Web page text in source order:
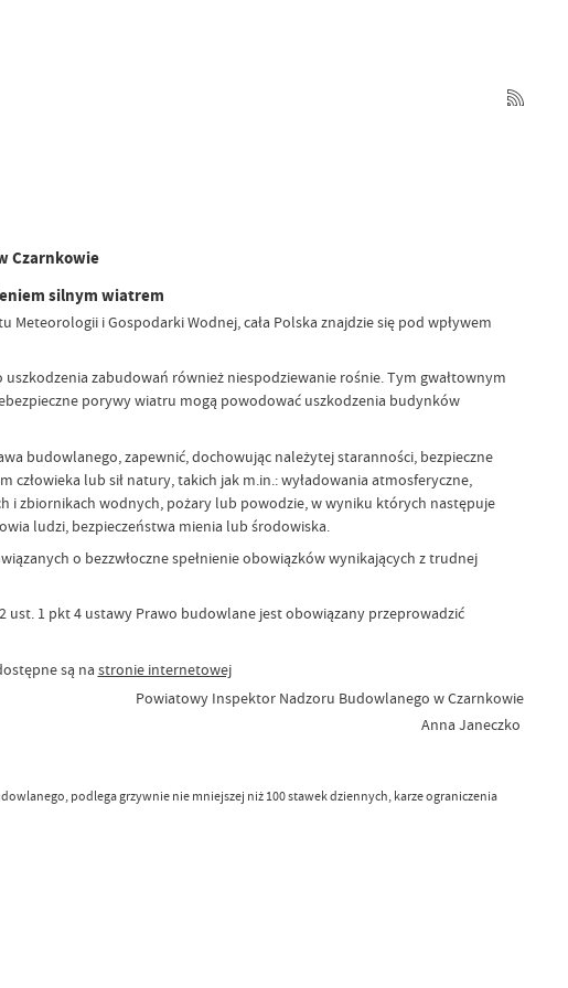
Czarnkowie
silnym wiatrem
i Gospodarki Wodnej, cała Polska znajdzie się pod wpływem
zabudowań również niespodziewanie rośnie. Tym gwałtownym
porywy wiatru mogą powodować uszkodzenia budynków
budowlanego, zapewnić, dochowując należytej staranności, bezpieczne
lub sił natury, takich jak m.in.: wyładowania atmosferyczne,
i zbiornikach wodnych, pożary lub powodzie, w wyniku których następuje
ludzi, bezpieczeństwa mienia lub środowiska.
o bezzwłoczne spełnienie obowiązków wynikających z trudnej
1 pkt 4 ustawy Prawo budowlane jest obowiązany przeprowadzić
są na stronie internetowej
Powiatowy Inspektor Nadzoru Budowlanego w Czarnkowie
Anna Janeczko
podlega grzywnie nie mniejszej niż 100 stawek dziennych, karze ograniczenia